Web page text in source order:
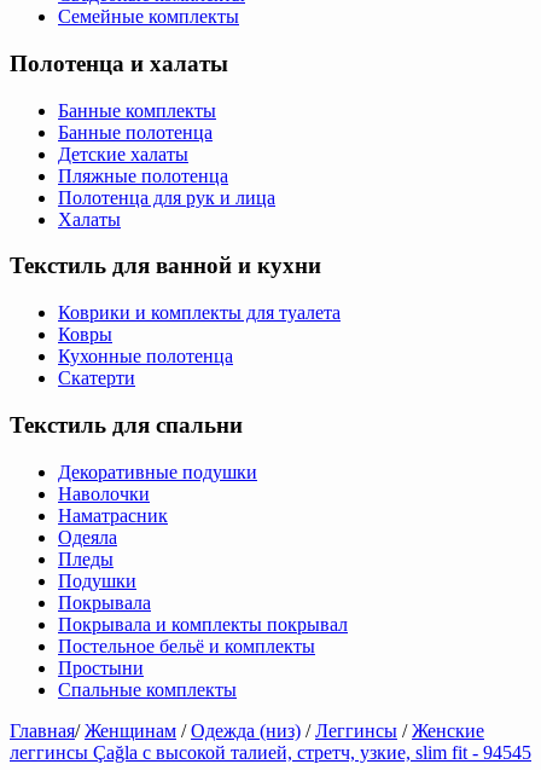
Семейные комплекты
Полотенца и халаты
Банные комплекты
Банные полотенца
Детские халаты
Пляжные полотенца
Полотенца для рук и лица
Халаты
Текстиль для ванной и кухни
Коврики и комплекты для туалета
Ковры
Кухонные полотенца
Скатерти
Текстиль для спальни
Декоративные подушки
Наволочки
Наматрасник
Одеяла
Пледы
Подушки
Покрывала
Покрывала и комплекты покрывал
Постельное бельё и комплекты
Простыни
Спальные комплекты
Главная/ Женщинам / Одежда (низ) / Леггинсы / Женские
леггинсы Çağla с высокой талией, стретч, узкие, slim fit - 94545